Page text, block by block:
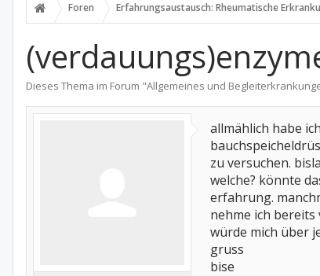
Foren Erfahrungsaustausch: Rheumatische
Dieses Thema im Forum "Allgemeines und
allmählich habe
zu versuchen.
welche? könnte
erfahrung.
nehme ich bereits
würde mich über
gruss
bise